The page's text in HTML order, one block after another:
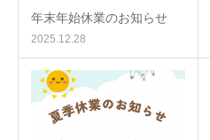
年末年始休業のお知らせ
2025.12.28